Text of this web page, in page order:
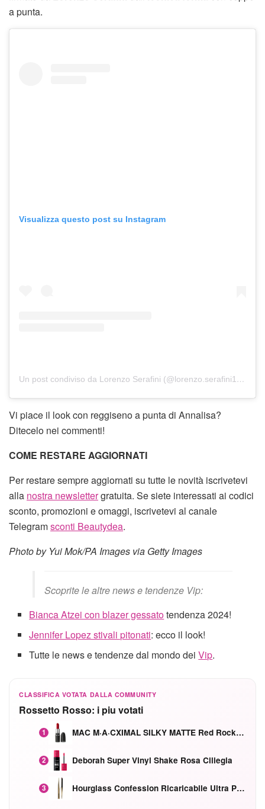
a punta.
Visualizza questo post su Instagram
Un post condiviso da Lorenzo Serafini (@lorenzo.serafini1973)
Vi piace il look con reggiseno a punta di Annalisa?
Ditecelo nei commenti!
COME RESTARE AGGIORNATI
Per restare sempre aggiornati su tutte le novità iscrivetevi
alla nostra newslettergratuita. Se siete interessati ai codici
sconto, promozioni e omaggi, iscrivetevi al canale
Telegramsconti Beautydea.
Photo by Yui Mok/PA Images via Getty Images
Scoprite le altre news e tendenze Vip:
Bianca Atzei con blazer gessatotendenza 2024!
Jennifer Lopez stivali pitonati: ecco il look!
Tutte le news e tendenze dal mondo deiVip.
CLASSIFICA VOTATA DALLA COMMUNITY
Rossetto Rosso: i piu votati
1 MAC M·A·CXIMAL SILKY MATTE Red Rock mat
2 Deborah Super Vinyl Shake Rosa Ciliegia
3 Hourglass Confession Ricaricabile Ultra Preciso Ad Alta Intensità Secretly Classic Red